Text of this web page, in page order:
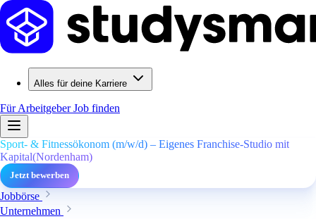
Alles für deine Karriere
Für ArbeitgeberJob finden
Sport- & Fitnessökonom (m/w/d) – Eigenes Franchise-Studio mit
Kapital(Nordenham)
Jetzt bewerben
Jobbörse
Unternehmen